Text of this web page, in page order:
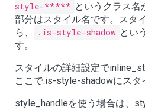
style-***** というクラス
部分はスタイル名です。スタ
ら、
.is-style-shadow とい
す。
スタイルの詳細設定で
ここで.is-style-shadowにスタ
style_handleを使う場合は、